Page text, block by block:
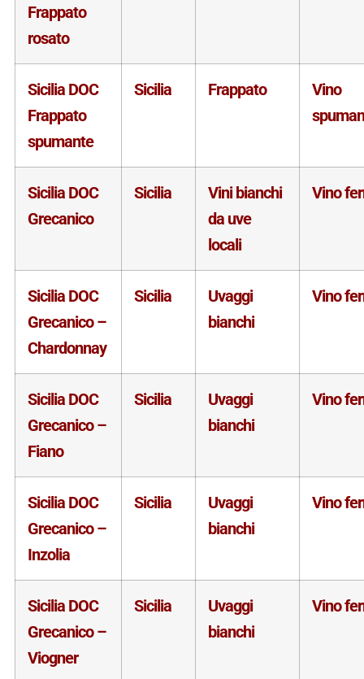
Frappato
rosato
Sicilia DOC
Frappato
spumante
Sicilia Frappato
Vino
Sicilia DOC
Grecanico
Sicilia
Vini bianchi
da uve
locali
Vino
Sicilia DOC
Grecanico –
Chardonnay
Sicilia
Uvaggi
bianchi
Vino
Sicilia DOC
Grecanico –
Fiano
Sicilia
Uvaggi
bianchi
Vino
Sicilia DOC
Grecanico –
Inzolia
Sicilia
Uvaggi
bianchi
Vino
Sicilia DOC
Grecanico –
Viogner
Sicilia
Uvaggi
bianchi
Vino